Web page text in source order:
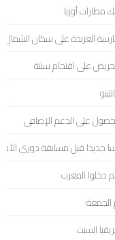
مطارات أوربا
العربدة على سكان
على اقتحام سبتة
على الدعم الإضافي
جديدا قبل مسابقة دوري
الجمعة
السبت